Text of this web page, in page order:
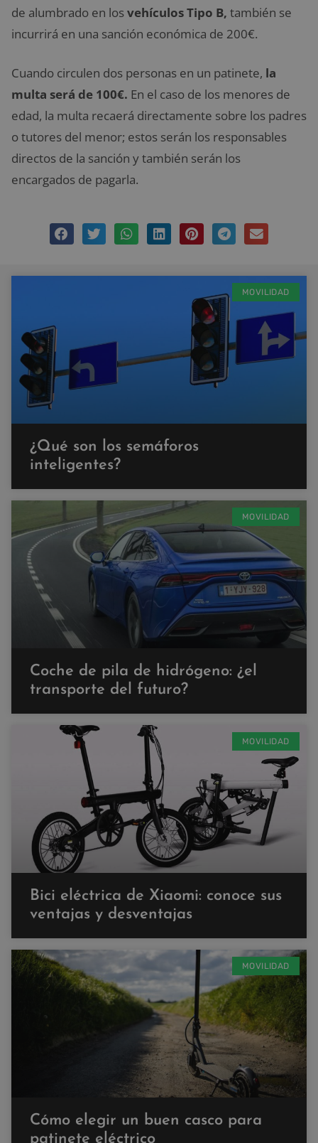
de alumbrado en losvehículos Tipo B, también se
incurrirá en una sanción económica de 200€.
Cuando circulen dos personas en un patinete, la
multa será de 100€. En el caso de los menores de
edad, la multa recaerá directamente sobre los padres
o tutores del menor; estos serán los responsables
directos de la sanción y también serán los
encargados de pagarla.
MOVILIDAD
¿Qué son los semáforos
inteligentes?
MOVILIDAD
Coche de pila de hidrógeno: ¿el
transporte del futuro?
MOVILIDAD
Bici eléctrica de Xiaomi: conoce sus
ventajas y desventajas
MOVILIDAD
Cómo elegir un buen casco para
patinete eléctrico